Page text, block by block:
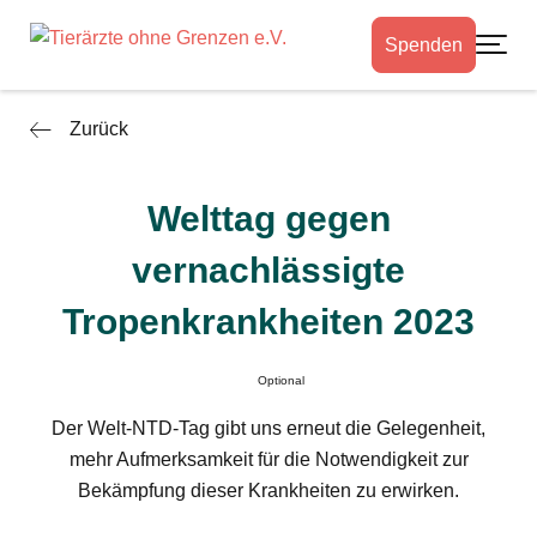
Spenden
Zurück
Welttag gegen
vernachlässigte
Tropenkrankheiten 2023
Optional
Der Welt-NTD-Tag gibt uns erneut die Gelegenheit,
mehr Aufmerksamkeit für die Notwendigkeit zur
Bekämpfung dieser Krankheiten zu erwirken.